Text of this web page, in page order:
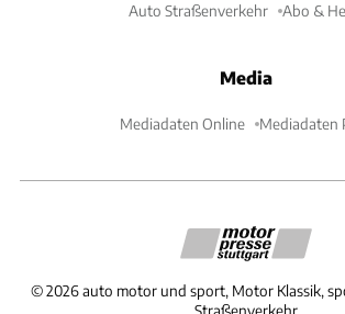
Auto Straßenverkehr Abo &
Media
Mediadaten Online Mediadaten
©2026 auto motor und sport, Motor Klassik,
Straßenverkehr